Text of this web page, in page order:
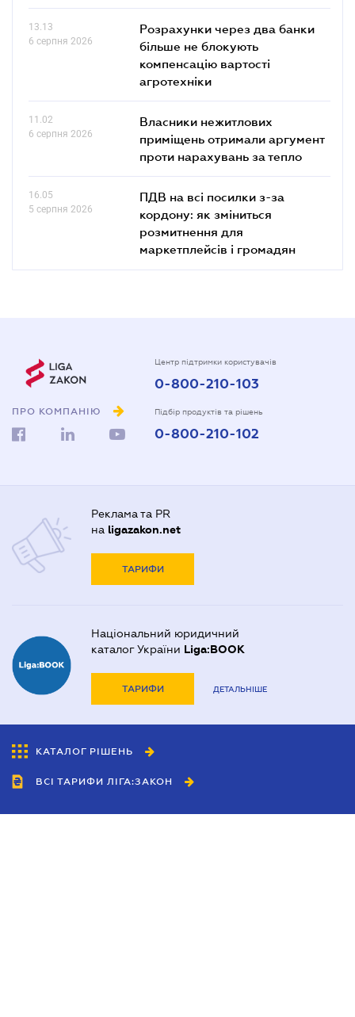
13.13
6 серпня 2026
Розрахунки через два банки
більше не блокують
компенсацію вартості
агротехніки
11.02
6 серпня 2026
Власники нежитлових
приміщень отримали аргумент
проти нарахувань за тепло
16.05
5 серпня 2026
ПДВ на всі посилки з-за
кордону: як зміниться
розмитнення для
маркетплейсів і громадян
ПРО КОМПАНІЮ
Центр підтримки користувачів
0-800-210-103
Підбір продуктів та рішень
0-800-210-102
Реклама та PR
на ligazakon.net
ТАРИФИ
Національний юридичний
каталог України Liga:BOOK
ТАРИФИ ДЕТАЛЬНІШЕ
КАТАЛОГ РІШЕНЬ
ВСІ ТАРИФИ ЛІГА:ЗАКОН